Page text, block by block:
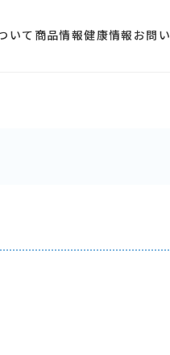
いて 商品情報健康情報 お問
募集職種